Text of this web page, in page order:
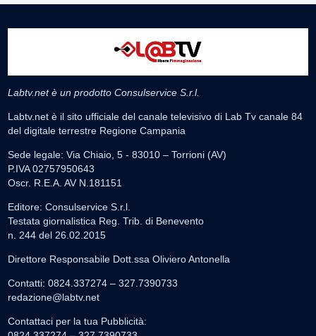
Labtv.net è un prodotto Consulservice S.r.l.
Labtv.net è il sito ufficiale del canale televisivo di Lab Tv canale 84
del digitale terrestre Regione Campania
Sede legale: Via Chiaio, 5 - 83010 – Torrioni (AV)
P.IVA 02757950643
Oscr. R.E.A. AV N.181151
Editore: Consulservice S.r.l.
Testata giornalistica Reg. Trib. di Benevento
n. 244 del 26.02.2015
Direttore Responsabile Dott.ssa Oliviero Antonella
Contatti: 0824.337274 – 327.7390733
redazione@labtv.net
Contattaci per la tua Pubblicità: